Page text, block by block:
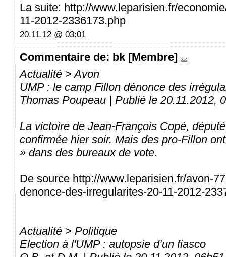
La suite: http://www.leparisien.fr/
11-2012-2336173.php
20.11.12 @ 03:01
Commentaire de: bk [Membre]
Actualité > Avon
UMP : le camp Fillon dénonce des
Thomas Poupeau | Publié le 20.11.2012,
La victoire de Jean-François Copé,
confirmée hier soir. Mais des pro-Fillon
» dans des bureaux de vote.
De source http://www.leparisien.fr/avon-
denonce-des-irregularites-20-11-2012-
Actualité > Politique
Election à l'UMP : autopsie d’un fiasco